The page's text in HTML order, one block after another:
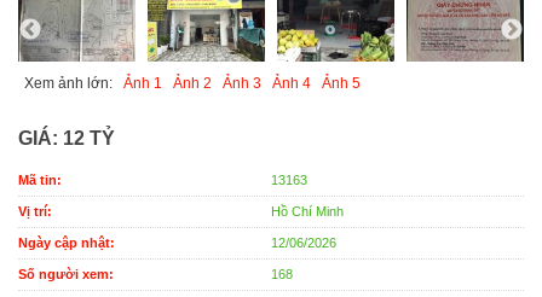
Xem ảnh lớn: Ảnh 1 Ảnh 2 Ảnh 3 Ảnh 4 Ảnh 5
GIÁ: 12 TỶ
Mã tin: 13163
Vị trí: Hồ Chí Minh
Ngày cập nhật: 12/06/2026
Số người xem: 168